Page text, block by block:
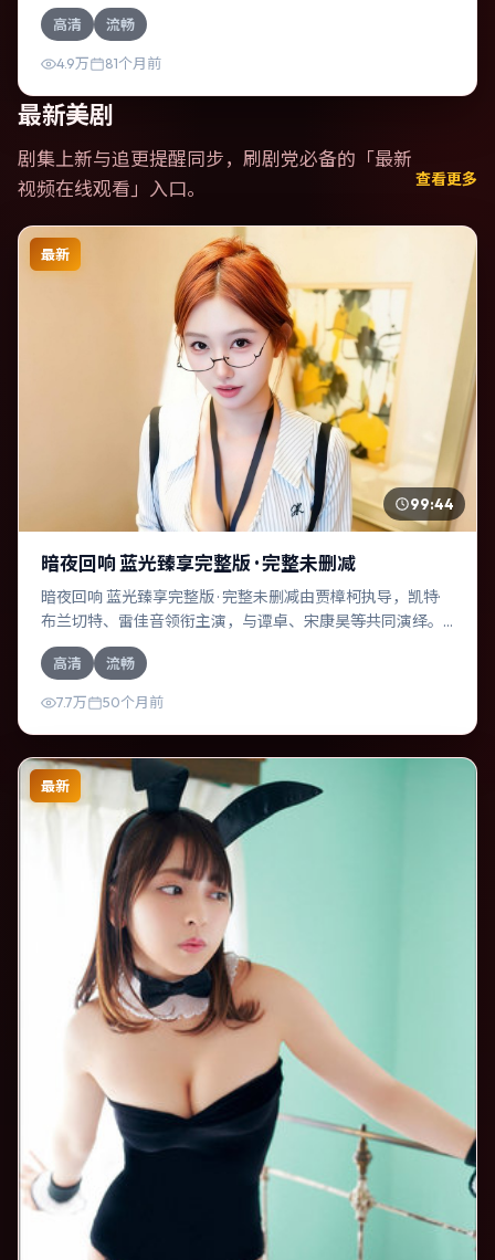
共同演绎。本片为动作类型，主要班底与取景来自英国。一
次跨国行动在暴雨夜失控，信任瞬间崩塌。影片整体气质浓
烈，节奏紧凑，人物动机清晰，适合喜欢强情节与细腻表演
高清 流畅
4.9万 81个月前
最新美剧
剧集上新与追更提醒同步，刷剧党必备的「最新
视频在线观看 」入口。 查看更多
最新
99:44
暗夜回响 蓝光臻享完整版 · 完整未删减
暗夜回响 蓝光臻享完整版 · 完整未删减由贾樟柯执导，凯特·
布兰切特、雷佳音领衔主演，与谭卓、宋康昊等共同演绎。
本片为动作类型，主要班底与取景来自韩国。一桩旧案被重
新翻出，真相与谎言交织。影片整体气质克制，节奏紧凑，
人物动机清晰，适合喜欢强情节与细腻表演的观众。
高清 流畅
7.7万 50个月前
最新